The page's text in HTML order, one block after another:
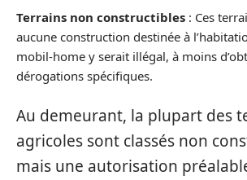
Terrains non constructibles : Ces
aucune construction destinée à
mobil-home y serait illégal, à moins
dérogations spécifiques.
Au demeurant, la plupart des
agricoles sont classés non
mais une autorisation